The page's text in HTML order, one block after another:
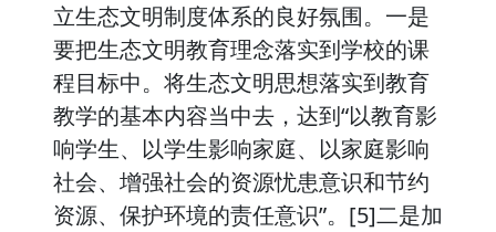
立生态文明制度体系的良好氛围。一是
要把生态文明教育理念落实到学校的课
程目标中。将生态文明思想落实到教育
教学的基本内容当中去，达到“以教育影
响学生、以学生影响家庭、以家庭影响
社会、增强社会的资源忧患意识和节约
资源、保护环境的责任意识”。[5]二是加